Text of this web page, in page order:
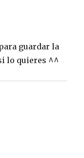
guardar la
lo quieres ^^